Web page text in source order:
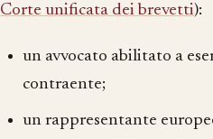
Corte unificata dei brevetti):
un avvocato abilitato a
contraente;
un rappresentante